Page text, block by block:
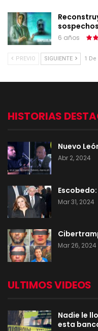
6 años
PREVIO SIGUIENTE 1 De
HISTORIAS
Nuevo
Abr 2, 2024
Mar 31, 2024
Mar 26, 2024
ULTIMOS VIDEOS
Nadie le
esta